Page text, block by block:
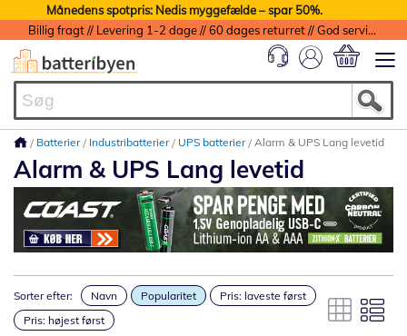
Månedens spotpris: Nedis myggefælde – spar 50%.
Billig fragt // Levering 1-2 dage // 60 dages returret // God service med garanti
Batterier Industribatterier UPS batterier Alarm & UPS Lang levetid
Alarm & UPS Lang levetid
Sorter efter: Navn Popularitet
Pris: laveste først
Pris: højest først